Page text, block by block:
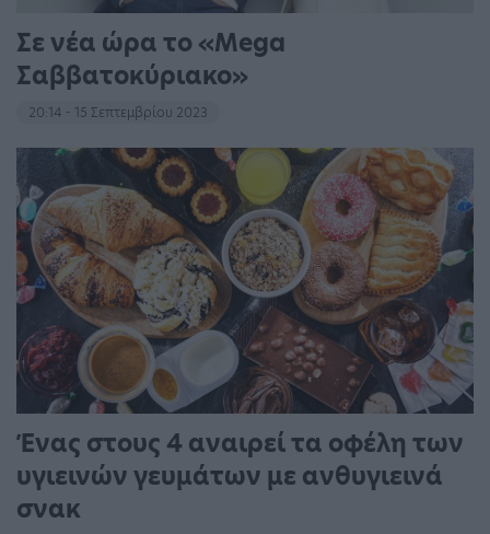
Σε νέα ώρα το «Mega
Σαββατοκύριακο»
20:14 - 15 Σεπτεμβρίου 2023
Ένας στους 4 αναιρεί τα οφέλη των
υγιεινών γευμάτων με ανθυγιεινά
σνακ